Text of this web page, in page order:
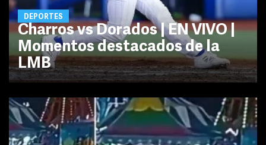
DEPORTES
Charros vs Dorados | EN VIVO |
Momentos destacados de la
LMB